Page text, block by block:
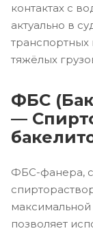
контактах с
актуально в
транспортных
тяжёлых
ФБС
—
ФБС-фанера,
максимальной
позволяет